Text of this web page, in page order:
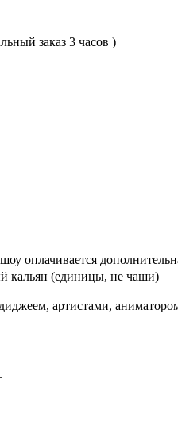
заказ 3 часов )
оплачивается
кальян (единицы, не чаши)
артистами,